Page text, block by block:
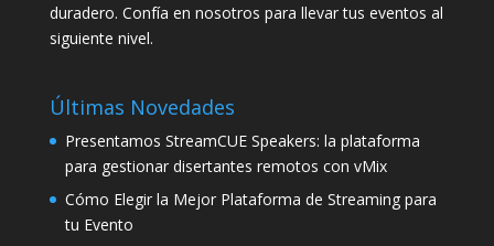
duradero. Confía en nosotros para llevar tus eventos al
siguiente nivel.
Últimas Novedades
Presentamos StreamCUE Speakers: la plataforma
para gestionar disertantes remotos con vMix
Cómo Elegir la Mejor Plataforma de Streaming para
tu Evento